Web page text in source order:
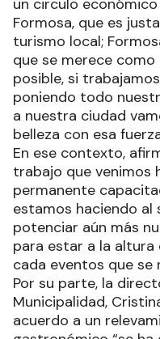
un circulo
Formosa, que es
turismo local;
que se merece
posible, si
poniendo todo
a nuestra ciudad
belleza con esa
En ese contexto,
trabajo que venimos
permanente
estamos haciendo
potenciar aún más
para estar a la altura
cada eventos que se
Por su parte, la
Municipalidad,
acuerdo a un